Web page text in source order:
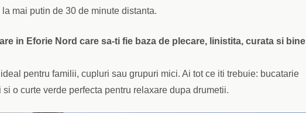
mai putin de 30 de minute distanta.
in Eforie Nord care sa-ti fie baza de plecare, linistita, curata si bine
pentru familii, cupluri sau grupuri mici. Ai tot ce iti trebuie: bucatarie
o curte verde perfecta pentru relaxare dupa drumetii.